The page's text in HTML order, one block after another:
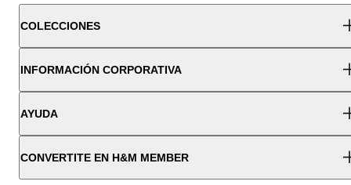
COLECCIONES
INFORMACIÓN CORPORATIVA
AYUDA
CONVERTITE EN H&M MEMBER